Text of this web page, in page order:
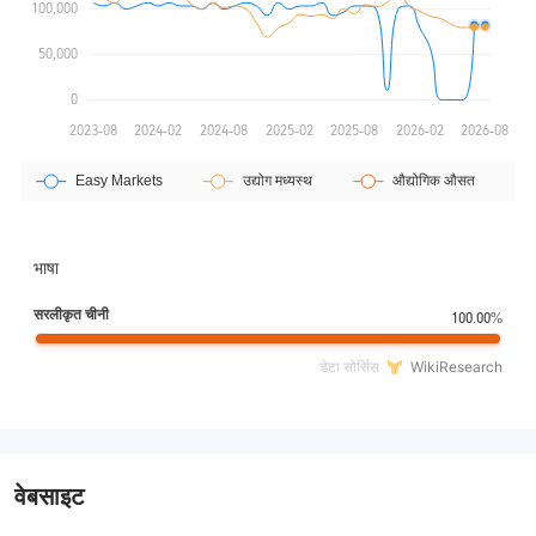
भाषा
सरलीकृत चीनी 100.00%
डेटा सोर्सिस WikiResearch
वेबसाइट